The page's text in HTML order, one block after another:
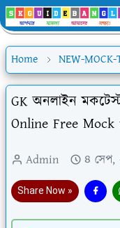
Home NEW-MOCK-
GK অনলাইন
Online Free Mock
Admin ৪ সেপ,
Share Now »